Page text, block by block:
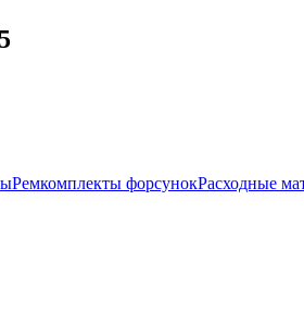
Ремкомплекты форсунокРасходные